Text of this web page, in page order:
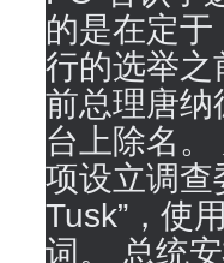
的是在定
行的选举之
前总理唐纳
台上除名
项设立调查
Tusk”，使
词。 总统安